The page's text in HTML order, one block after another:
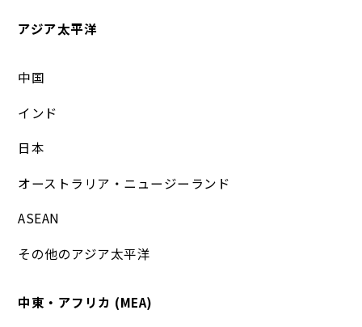
アジア太平洋
中国
インド
日本
オーストラリア・ニュージーランド
ASEAN
その他のアジア太平洋
中東・アフリカ (MEA)